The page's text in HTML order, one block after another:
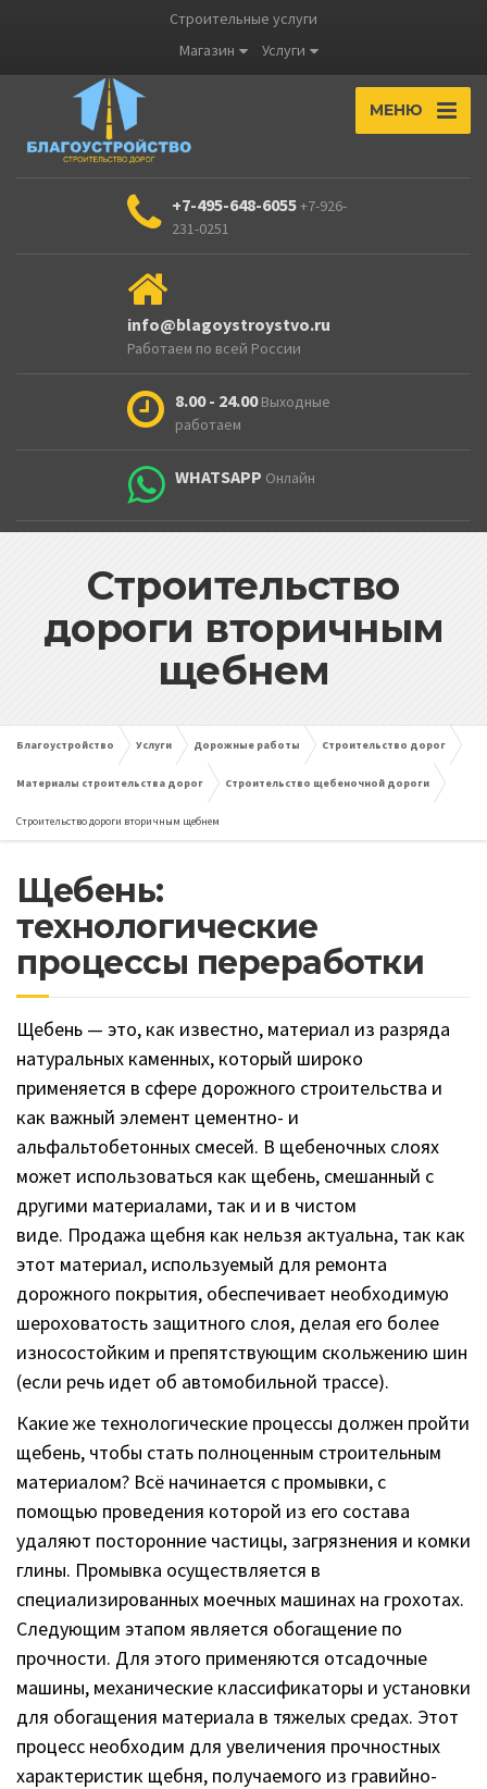
Строительные услуги
Магазин
Услуги
МЕНЮ
+7-495-648-6055+7-926-
231-0251
info@blagoystroystvo.ru
Работаем по всей России
8.00 - 24.00 Выходные
работаем
WHATSAPP Онлайн
Строительство
дороги вторичным
щебнем
Благоустройство Услуги Дорожные работы Строительство дорог
Материалы строительства дорог Строительство щебеночной дороги
Строительство дороги вторичным щебнем
Щебень:
технологические
процессы переработки
Щебень — это, как известно, материал из разряда
натуральных каменных, который широко
применяется в сфере дорожного строительства и
как важный элемент цементно- и
альфальтобетонных смесей. В щебеночных слоях
может использоваться как щебень, смешанный с
другими материалами, так и и в чистом
виде. Продажа щебня как нельзя актуальна, так как
этот материал, используемый для ремонта
дорожного покрытия, обеспечивает необходимую
шероховатость защитного слоя, делая его более
износостойким и препятствующим скольжению шин
(если речь идет об автомобильной трассе).
Какие же технологические процессы должен пройти
щебень, чтобы стать полноценным строительным
материалом? Всё начинается с промывки, с
помощью проведения которой из его состава
удаляют посторонние частицы, загрязнения и комки
глины. Промывка осуществляется в
специализированных моечных машинах на грохотах.
Следующим этапом является обогащение по
прочности. Для этого применяются отсадочные
машины, механические классификаторы и установки
для обогащения материала в тяжелых средах. Этот
процесс необходим для увеличения прочностных
характеристик щебня, получаемого из гравийно-